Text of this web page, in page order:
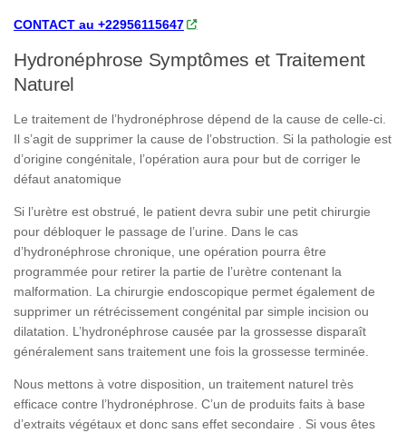
CONTACT au +22956115647
Hydronéphrose Symptômes et Traitement
Naturel
Le traitement de l’hydronéphrose dépend de la cause de celle-ci.
Il s’agit de supprimer la cause de l’obstruction. Si la pathologie est
d’origine congénitale, l’opération aura pour but de corriger le
défaut anatomique
Si l’urètre est obstrué, le patient devra subir une petit chirurgie
pour débloquer le passage de l’urine. Dans le cas
d’hydronéphrose chronique, une opération pourra être
programmée pour retirer la partie de l’urètre contenant la
malformation. La chirurgie endoscopique permet également de
supprimer un rétrécissement congénital par simple incision ou
dilatation. L’hydronéphrose causée par la grossesse disparaît
généralement sans traitement une fois la grossesse terminée.
Nous mettons à votre disposition, un traitement naturel très
efficace contre l’hydronéphrose. C’un de produits faits à base
d’extraits végétaux et donc sans effet secondaire . Si vous êtes